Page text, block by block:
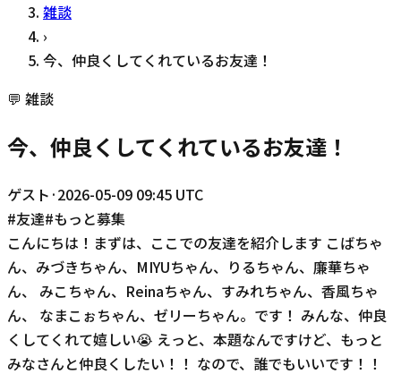
雑談
›
今、仲良くしてくれているお友達！
💬 雑談
今、仲良くしてくれているお友達！
ゲスト ·2026-05-09 09:45 UTC
#友達#もっと募集
こんにちは！まずは、ここでの友達を紹介します こばちゃ
ん、みづきちゃん、MIYUちゃん、りるちゃん、廉華ちゃ
ん、 みこちゃん、Reinaちゃん、すみれちゃん、香風ちゃ
ん、 なまこぉちゃん、ゼリーちゃん。です！ みんな、仲良
くしてくれて嬉しい😭 えっと、本題なんですけど、もっと
みなさんと仲良くしたい！！ なので、誰でもいいです！！